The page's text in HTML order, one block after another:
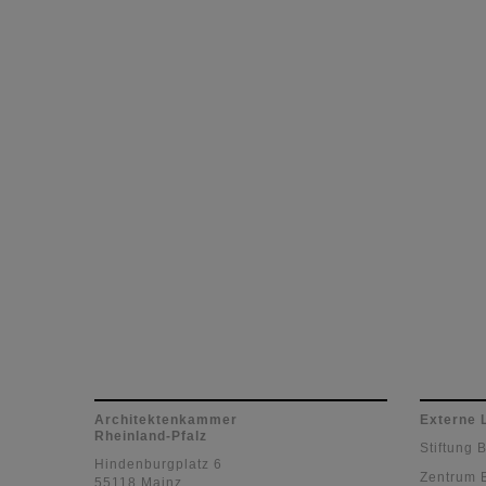
Architektenkammer
Rheinland-Pfalz
Hindenburgplatz 6
55118 Mainz
Externe
Stiftung
Zentrum